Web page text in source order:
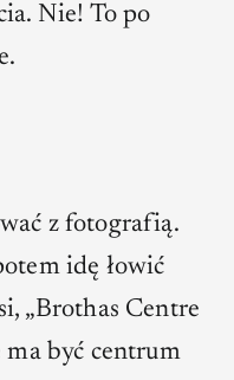
Nie! To po
z fotografią.
idę łowić
„Brothas Centre
być centrum